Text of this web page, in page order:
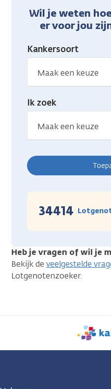
Wil je weten
er voor jou
Kankersoort
Ik zoek
34414
Heb je vragen of wil je
Bekijk de veelgestelde
Lotgenotenzoeker.